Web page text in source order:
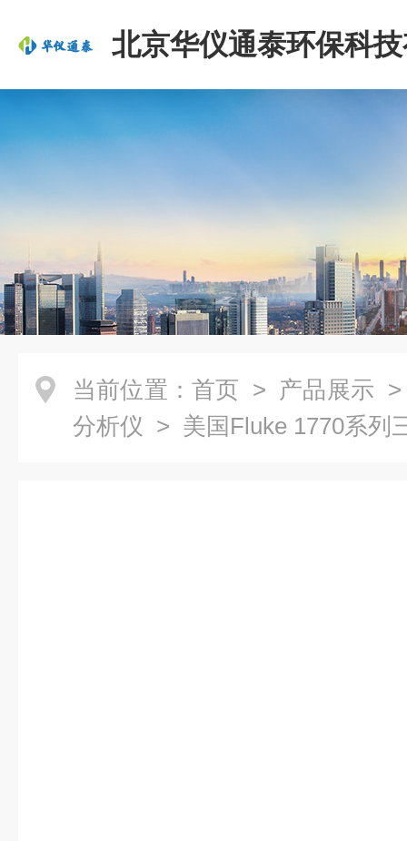
北京华仪通泰环保科
司
当前位置： 首页 > 产品展示
分析仪 > 美国Fluke 1770系列